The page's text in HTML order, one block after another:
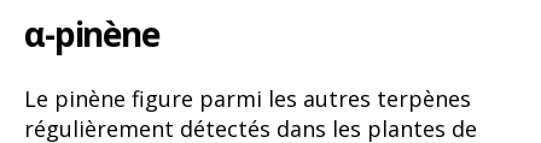
α-pinène
Le pinène figure parmi les autres terpènes
régulièrement détectés dans les plantes de